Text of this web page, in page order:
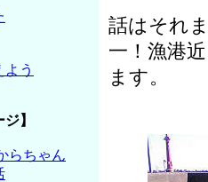
話はそれ
一！漁港
ます。
う
】
らちゃん